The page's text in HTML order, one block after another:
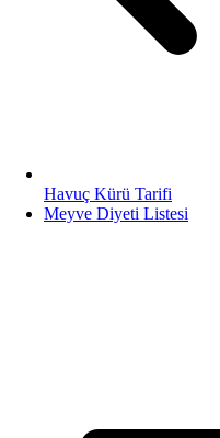
Havuç Kürü Tarifi
Meyve Diyeti Listesi